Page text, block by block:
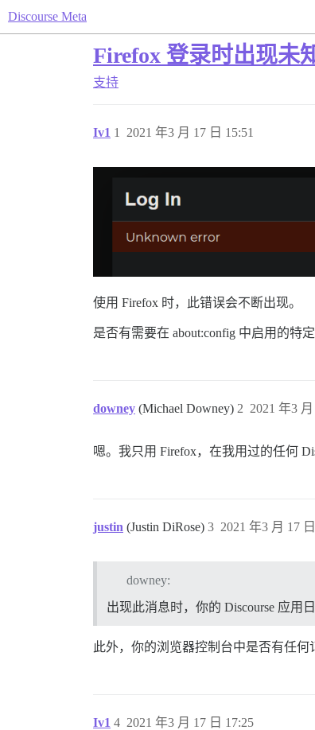
Discourse Meta
Firefox 登录时出现未
支持
Iv1 2021 年3 月 17 日 15:51
1
使用 Firefox 时，此错误会不断出现。
是否有需要在 about:config 中启用的特
downey (Michael Downey) 2021 年3
2
嗯。我只用 Firefox，在我用过的任何
justin (Justin DiRose) 2021 年3 月 17
3
downey:
出现此消息时，你的 Discourse 应用
此外，你的浏览器控制台中是否有任何
Iv1 2021 年3 月 17 日 17:25
4